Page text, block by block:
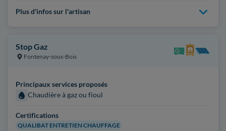
Plus d'infos sur l'artisan
Stop Gaz
Fontenay-sous-Bois
Principaux services proposés
Chaudière à gaz ou fioul
Certifications
QUALIBAT ENTRETIEN CHAUFFAGE